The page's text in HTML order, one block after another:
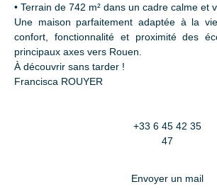
• Terrain de 742 m² dans un cadre calme et
Une maison parfaitement adaptée à la
confort, fonctionnalité et proximité des
principaux axes vers Rouen.
À découvrir sans tarder !
Francisca ROUYER
+33 6 45 42 35
47
Envoyer un mail